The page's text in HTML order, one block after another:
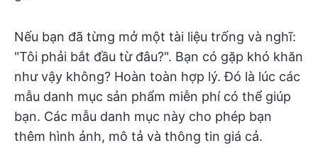
Nếu bạn đã từng mở một tài liệu trống và nghĩ:
"Tôi phải bắt đầu từ đâu?". Bạn có gặp khó khăn
như vậy không? Hoàn toàn hợp lý. Đó là lúc các
mẫu danh mục sản phẩm miễn phí có thể giúp
bạn. Các mẫu danh mục này cho phép bạn
thêm hình ảnh, mô tả và thông tin giá cả.